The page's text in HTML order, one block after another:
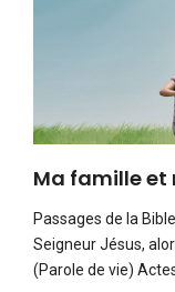
Ma famille et
Passages de la
Seigneur Jésus,
(Parole de vie)